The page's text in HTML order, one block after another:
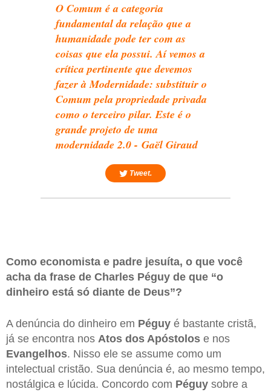
O Comum é a categoria
fundamental da relação que a
humanidade pode ter com as
coisas que ela possui. Aí vemos a
crítica pertinente que devemos
fazer à Modernidade: substituir o
Comum pela propriedade privada
como o terceiro pilar. Este é o
grande projeto de uma
modernidade 2.0 - Gaël Giraud
Tweet.
Como economista e padre jesuíta, o que você
acha da frase de Charles Péguy de que “o
dinheiro está só diante de Deus”?
A denúncia do dinheiro em Péguy é bastante cristã,
já se encontra nos Atos dos Apóstolos e nos
Evangelhos. Nisso ele se assume como um
intelectual cristão. Sua denúncia é, ao mesmo tempo,
nostálgica e lúcida. Concordo com Péguy sobre a